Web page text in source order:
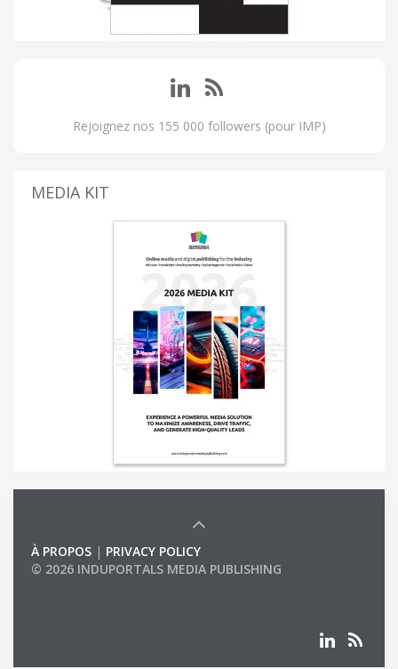
Rejoignez nos 155 000 followers (pour IMP)
MEDIA KIT
À PROPOS | PRIVACY POLICY
© 2026 INDUPORTALS MEDIA PUBLISHING